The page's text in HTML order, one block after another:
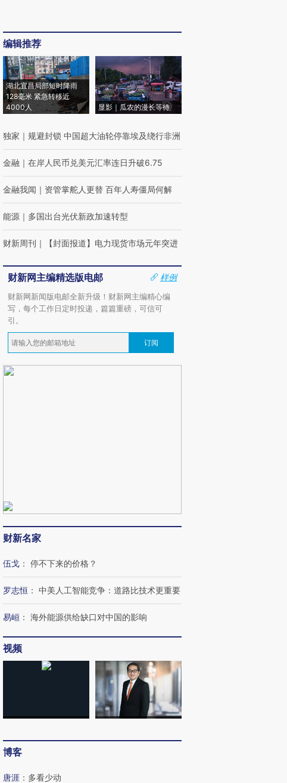
编辑推荐
湖北宜昌局部短时降雨
128毫米 紧急转移近
4000人
显影｜瓜农的漫长等待
独家 ｜ 规避封锁 中国超大油轮停靠埃及绕行非洲
金融 ｜ 在岸人民币兑美元汇率连日升破6.75
金融我闻 ｜ 资管掌舵人更替 百年人寿僵局何解
能源 ｜ 多国出台光伏新政加速转型
财新周刊 ｜ 【封面报道】电力现货市场元年突进
财新网主编精选版电邮
样例
财新网新闻版电邮全新升级！财新网主编精心编
写，每个工作日定时投递，篇篇重磅，可信可
引。
订阅
财新名家
伍戈 ： 停不下来的价格？
罗志恒 ： 中美人工智能竞争：道路比技术更重要
易峘 ： 海外能源供给缺口对中国的影响
视频
博客
唐涯 ： 多看少动